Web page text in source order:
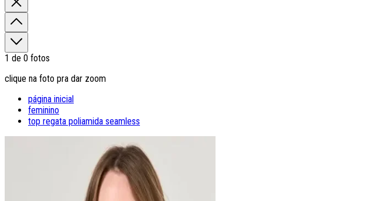
1 de 0 fotos
clique na foto pra dar zoom
página inicial
feminino
top regata poliamida seamless